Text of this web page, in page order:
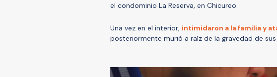
el condominio La Reserva, en Chicureo.
Una vez en el interior, intimidaron a la familia y
posteriormente murió a raíz de la gravedad de sus